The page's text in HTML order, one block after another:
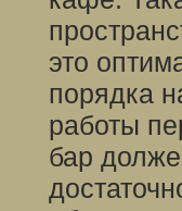
это
порядка
работы
бар